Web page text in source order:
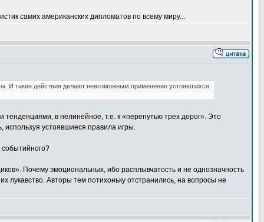
самих американских дипломатов по всему миру...
И такие действия делают невозможным применение устоявшихся
тенденциями, в нелинейное, т.е. к «перепутью трех дорог». Это
используя устоявшиеся правила игры.
Почему эмоциональных, ибо расплывчатость и не однозначность
Авторы тем потихоньку отстранились, на вопросы не